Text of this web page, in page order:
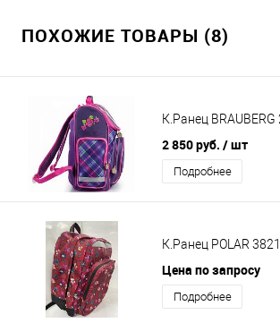
ПОХОЖИЕ ТОВАРЫ (8)
К.Ранец BRAUBERG
2 850 руб. / шт
Подробнее
К.Ранец POLAR 3821
Цена по запросу
Подробнее